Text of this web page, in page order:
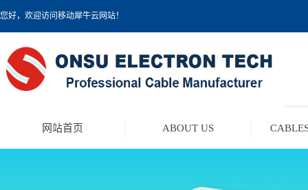
您好，欢迎访问移动犀牛云网站！
网站首页 ABOUT US